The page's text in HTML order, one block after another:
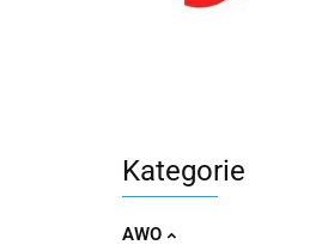
Kategorie
AWO